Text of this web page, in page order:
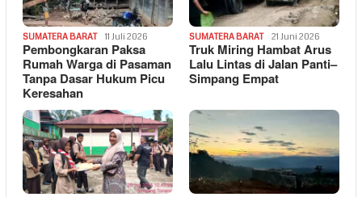
SUMATERA BARAT 11 Juli 2026
Pembongkaran Paksa
Rumah Warga di Pasaman
Tanpa Dasar Hukum Picu
Keresahan
SUMATERA BARAT 21 Juni 2026
Truk Miring Hambat Arus
Lalu Lintas di Jalan Panti–
Simpang Empat